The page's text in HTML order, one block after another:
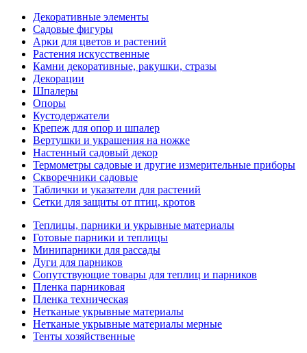
Декоративные элементы
Садовые фигуры
Арки для цветов и растений
Растения искусственные
Камни декоративные, ракушки, стразы
Декорации
Шпалеры
Опоры
Кустодержатели
Крепеж для опор и шпалер
Вертушки и украшения на ножке
Настенный садовый декор
Термометры садовые и другие измерительные приборы
Скворечники садовые
Таблички и указатели для растений
Сетки для защиты от птиц, кротов
Теплицы, парники и укрывные материалы
Готовые парники и теплицы
Минипарники для рассады
Дуги для парников
Сопутствующие товары для теплиц и парников
Пленка парниковая
Пленка техническая
Нетканые укрывные материалы
Нетканые укрывные материалы мерные
Тенты хозяйственные